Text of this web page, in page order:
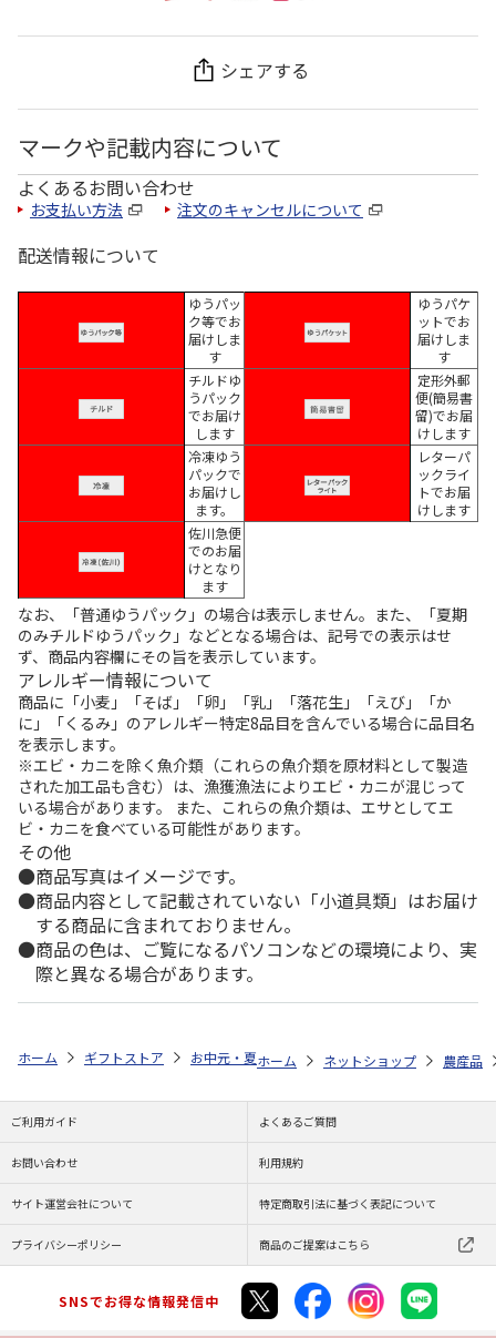
シェアする
マークや記載内容について
よくあるお問い合わせ
お支払い方法 注文のキャンセルについて
配送情報について
ゆうパッ
ク等でお
届けしま
す
ゆうパケ
ットでお
届けしま
す
チルドゆ
うパック
でお届け
します
定形外郵
便(簡易書
留)でお届
けします
冷凍ゆう
パックで
お届けし
ます。
レターパ
ックライ
トでお届
けします
佐川急便
でのお届
けとなり
ます
なお、「普通ゆうパック」の場合は表示しません。また、「夏期
のみチルドゆうパック」などとなる場合は、記号での表示はせ
ず、商品内容欄にその旨を表示しています。
アレルギー情報について
商品に「小麦」「そば」「卵」「乳」「落花生」「えび」「か
に」「くるみ」のアレルギー特定8品目を含んでいる場合に品目名
を表示します。
※エビ・カニを除く魚介類（これらの魚介類を原材料として製造
された加工品も含む）は、漁獲漁法によりエビ・カニが混じって
いる場合があります。 また、これらの魚介類は、エサとしてエ
ビ・カニを食べている可能性があります。
その他
商品写真はイメージです。
商品内容として記載されていない「小道具類」はお届け
する商品に含まれておりません。
商品の色は、ご覧になるパソコンなどの環境により、実
際と異なる場合があります。
ホーム ギフトストア お中元・夏ギフト特集 2026 ゆうゆうギフト
ホーム ネットショップ 農産品
ご利用ガイド よくあるご質問
お問い合わせ 利用規約
サイト運営会社について 特定商取引法に基づく表記について
プライバシーポリシー 商品のご提案はこちら
SNSでお得な情報発信中